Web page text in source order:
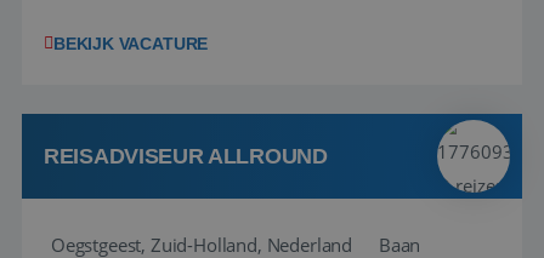
locally. The role will be published until 18 August
Attractive remuneration, discre...
BEKIJK VACATURE
REISADVISEUR ALLROUND
Oegstgeest, Zuid-Holland, Nederland
Baan